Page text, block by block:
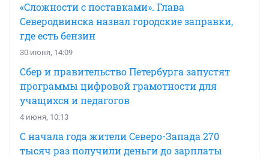
«Сложности с поставками». Глава
Северодвинска назвал городские заправки,
где есть бензин
30 июня, 14:09
Сбер и правительство Петербурга запустят
программы цифровой грамотности для
учащихся и педагогов
4 июня, 10:13
С начала года жители Северо-Запада 270
тысяч раз получили деньги до зарплаты